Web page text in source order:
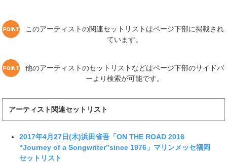
このアーティストの関連セットリストはページ下部に掲載され
ています。
他のアーティストのセットリストなどはページ下部のサイドバ
ーより検索が可能です。
アーティスト関連セットリスト
2017年4月27日(木)浜田省吾「ON THE ROAD 2016
“Journey of a Songwriter”since 1976」マリンメッセ福岡
セットリスト